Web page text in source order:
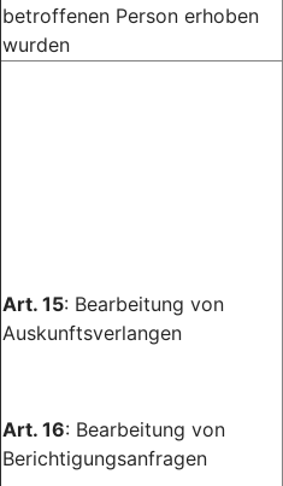
betroffenen Person erhoben
wurden
Art. 15: Bearbeitung von
Auskunftsverlangen
Art. 16: Bearbeitung von
Berichtigungsanfragen